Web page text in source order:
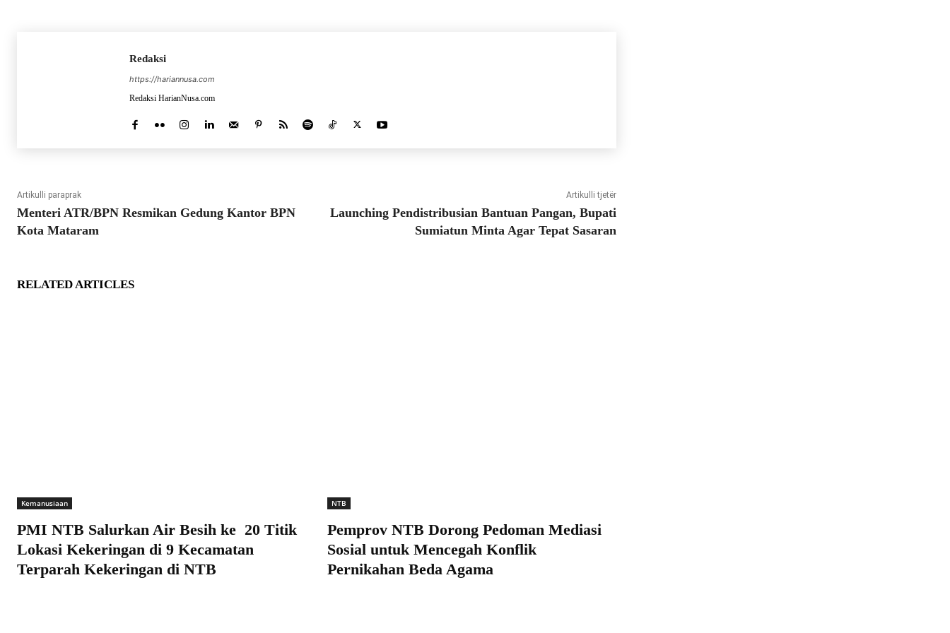
Redaksi
https://hariannusa.com
Redaksi HarianNusa.com
Artikulli paraprak
Menteri ATR/BPN Resmikan Gedung Kantor BPN
Kota Mataram
Artikulli tjetër
Launching Pendistribusian Bantuan Pangan, Bupati
Sumiatun Minta Agar Tepat Sasaran
RELATED ARTICLES
Kemanusiaan
PMI NTB Salurkan Air Besih ke 20 Titik
Lokasi Kekeringan di 9 Kecamatan
Terparah Kekeringan di NTB
NTB
Pemprov NTB Dorong Pedoman Mediasi
Sosial untuk Mencegah Konflik
Pernikahan Beda Agama